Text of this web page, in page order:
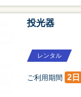
投光器
レンタル
ご利用期間 2日